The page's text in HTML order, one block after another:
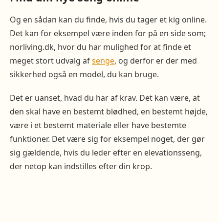
Og en sådan kan du finde, hvis du tager et kig online.
Det kan for eksempel være inden for på en side som;
norliving.dk, hvor du har mulighed for at finde et
meget stort udvalg afsenge, og derfor er der med
sikkerhed også en model, du kan bruge.
Det er uanset, hvad du har af krav. Det kan være, at
den skal have en bestemt blødhed, en bestemt højde,
være i et bestemt materiale eller have bestemte
funktioner. Det være sig for eksempel noget, der gør
sig gældende, hvis du leder efter en elevationsseng,
der netop kan indstilles efter din krop.